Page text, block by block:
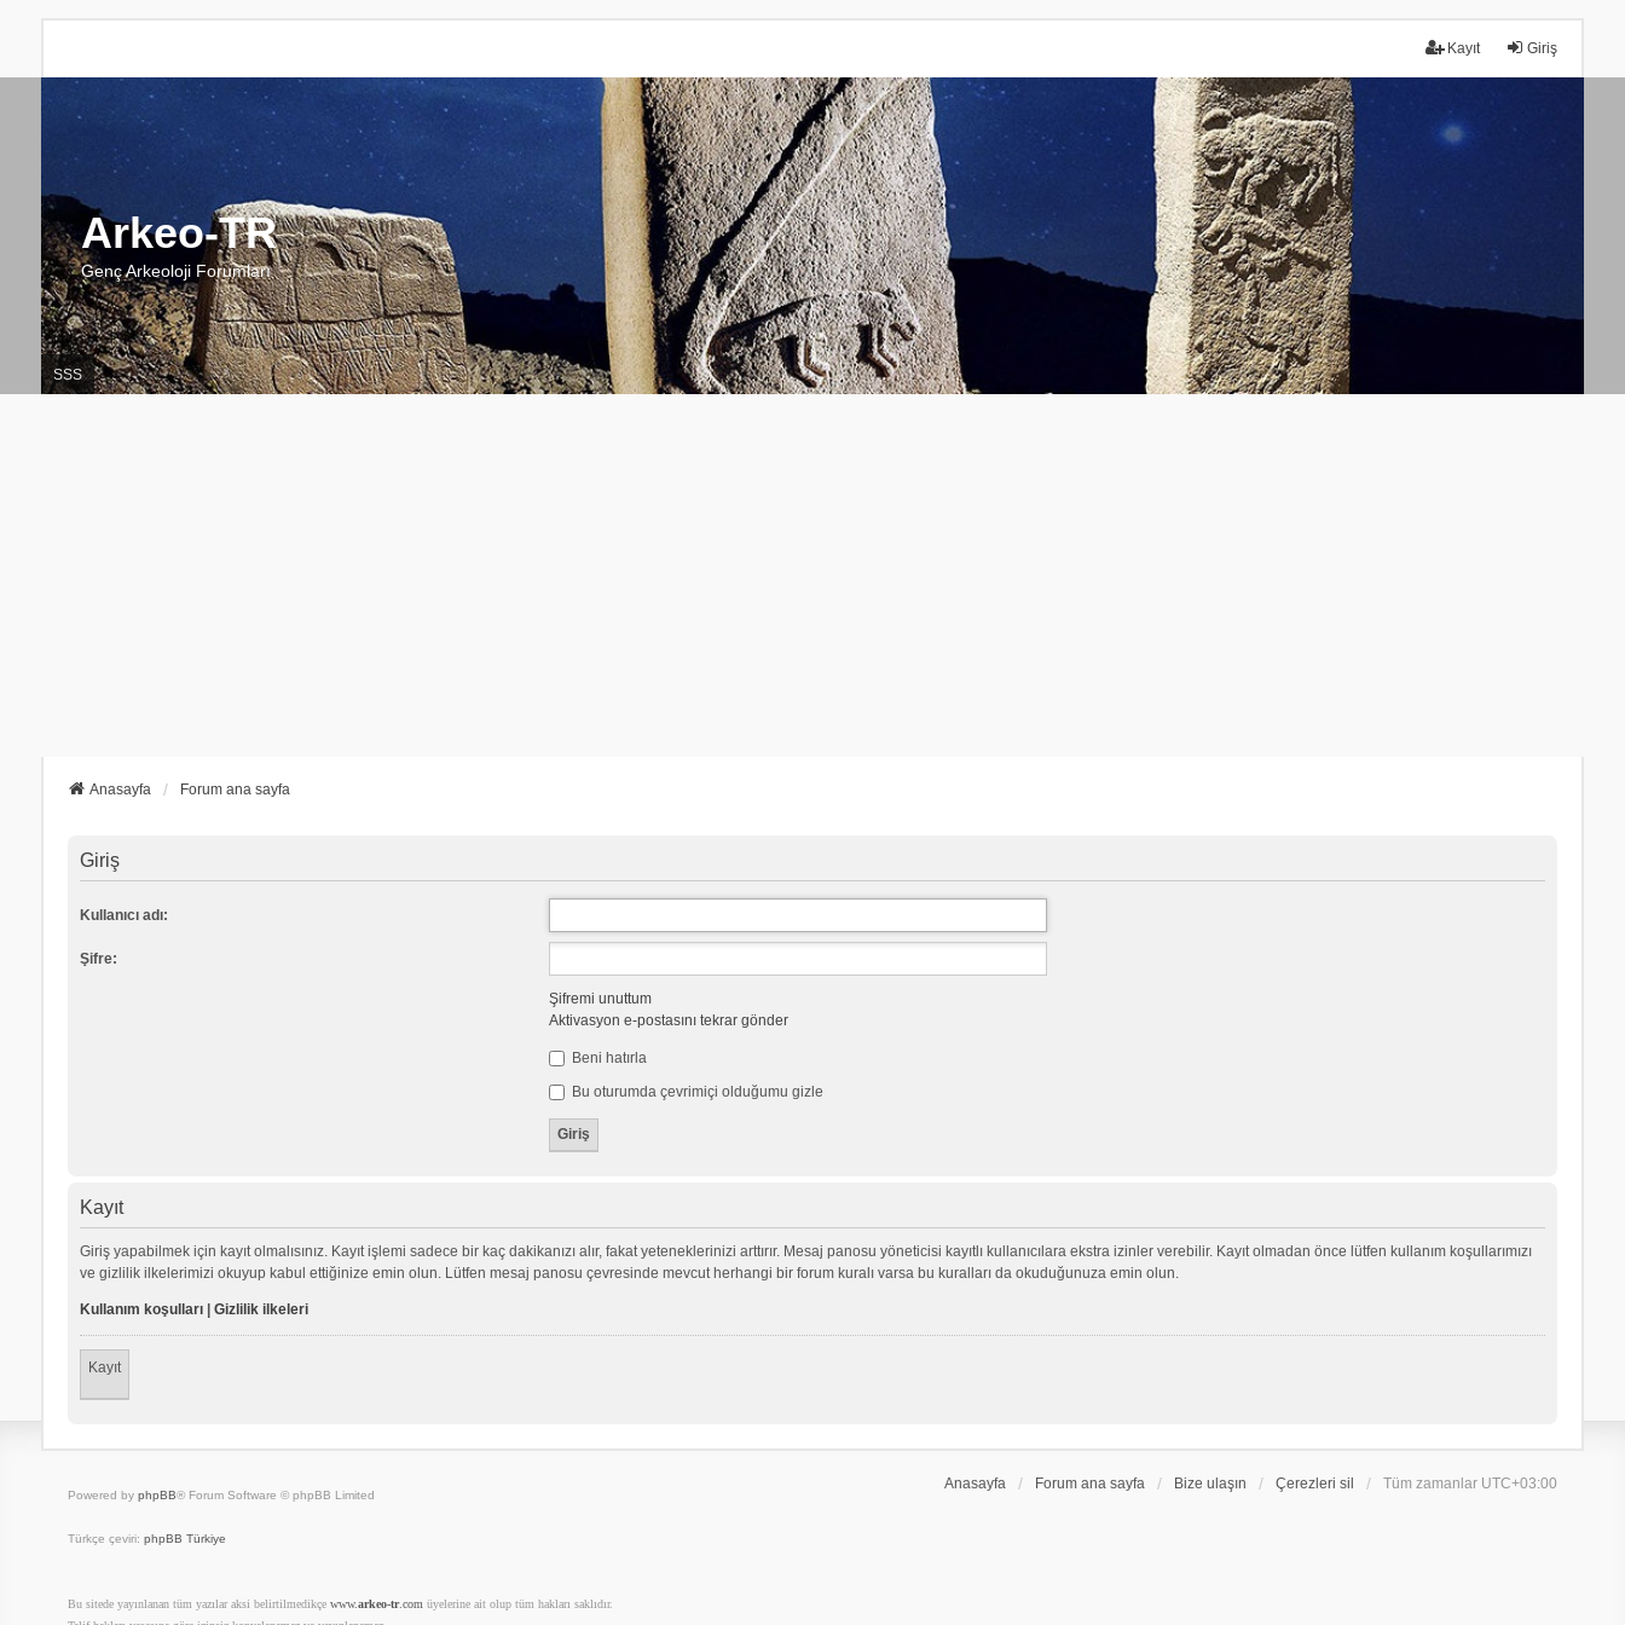
Giriş
Kayıt
Arkeo-TR
Genç Arkeoloji Forumları
SSS
Anasayfa Forum ana sayfa
Giriş
Kullanıcı adı:
Şifre:
Şifremi unuttum
Aktivasyon e-postasını tekrar gönder
Beni hatırla
Bu oturumda çevrimiçi olduğumu gizle
Kayıt
Giriş yapabilmek için kayıt olmalısınız. Kayıt işlemi sadece bir kaç dakikanızı alır, fakat yeteneklerinizi arttırır. Mesaj panosu yöneticisi kayıtlı kullanıcılara ekstra izinler verebilir. Kayıt olmadan önce lütfen kullanım koşullarımızı
ve gizlilik ilkelerimizi okuyup kabul ettiğinize emin olun. Lütfen mesaj panosu çevresinde mevcut herhangi bir forum kuralı varsa bu kuralları da okuduğunuza emin olun.
Kullanım koşulları| Gizlilik ilkeleri
Kayıt
Anasayfa Forum ana sayfa Bize ulaşın Çerezleri sil Tüm zamanlar UTC+03:00
Powered by phpBB® Forum Software © phpBB Limited
Türkçe çeviri: phpBB Türkiye
Bu sitede yayınlanan tüm yazılar aksi belirtilmedikçe www.arkeo-tr.com üyelerine ait olup tüm hakları saklıdır.